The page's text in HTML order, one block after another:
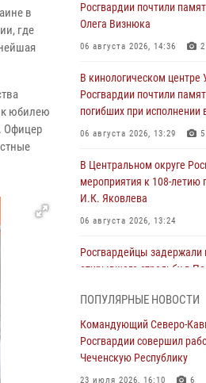
в
где
к юбилею
Офицер
Росгвардии почтили
Олега Визнюка
06 августа 2026, 14:36 2
В кинологическом центре
Росгвардии почтили
погибших при исполнении
06 августа 2026, 13:29 5
В Центральном округе
мероприятия к 108‑летию
И.К. Яковлева
06 августа 2026, 13:24
Росгвардейцы задержали
открывшего стрельбу в
Росгвардейцы провели
для участников сбора
(видео)
06 августа 2026, 12:00
ПОПУЛЯРНЫЕ НОВОСТИ
Командующий Северо-
Росгвардии совершил
Чеченскую Республику
23 июля 2026, 16:10 6